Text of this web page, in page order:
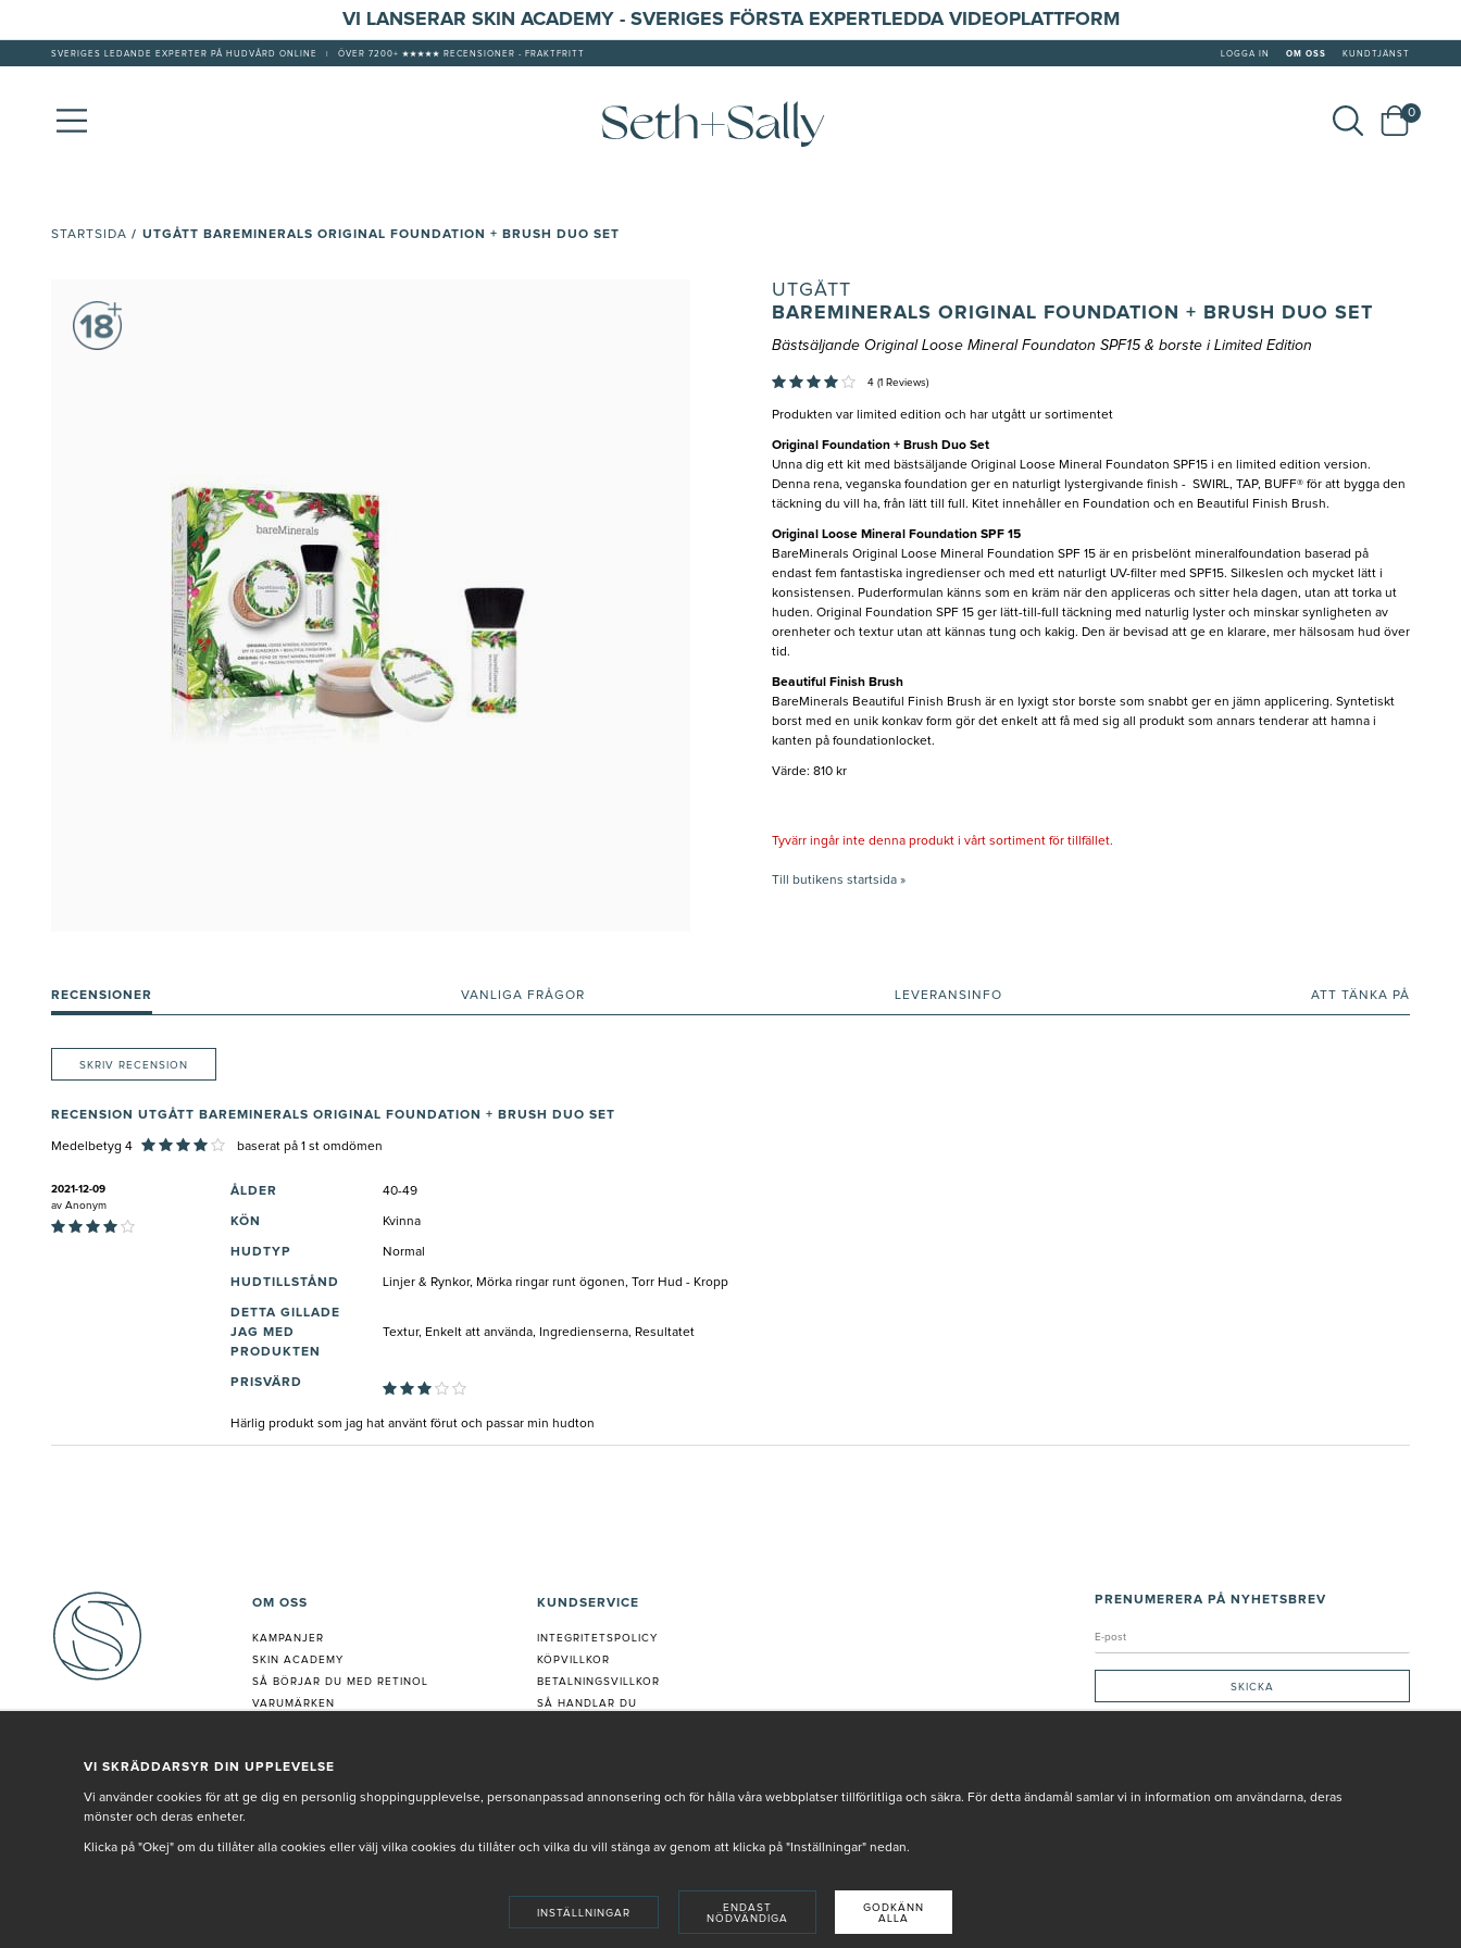
VI LANSERAR SKIN ACADEMY - SVERIGES FÖRSTA EXPERTLEDDA VIDEOPLATTFORM
SVERIGES LEDANDE EXPERTER PÅ HUDVÅRD ONLINE ÖVER 7200+ ★★★★★ RECENSIONER - FRAKTFRITT LOGGA IN OM OSS KUNDTJÄNST
0
STARTSIDA / UTGÅTT BAREMINERALS ORIGINAL FOUNDATION + BRUSH DUO SET
UTGÅTT
BAREMINERALS ORIGINAL FOUNDATION + BRUSH DUO SET
Bästsäljande Original Loose Mineral Foundaton SPF15 & borste i Limited Edition
4 (1 Reviews)
Produkten var limited edition och har utgått ur sortimentet
Original Foundation + Brush Duo Set
Unna dig ett kit med bästsäljande Original Loose Mineral Foundaton SPF15 i en limited edition version.
Denna rena, veganska foundation ger en naturligt lystergivande finish - SWIRL, TAP, BUFF® för att bygga den
täckning du vill ha, från lätt till full. Kitet innehåller en Foundation och en Beautiful Finish Brush.
Original Loose Mineral Foundation SPF 15
BareMinerals Original Loose Mineral Foundation SPF 15 är en prisbelönt mineralfoundation baserad på
endast fem fantastiska ingredienser och med ett naturligt UV-filter med SPF15. Silkeslen och mycket lätt i
konsistensen. Puderformulan känns som en kräm när den appliceras och sitter hela dagen, utan att torka ut
huden. Original Foundation SPF 15 ger lätt-till-full täckning med naturlig lyster och minskar synligheten av
orenheter och textur utan att kännas tung och kakig. Den är bevisad att ge en klarare, mer hälsosam hud över
tid.
Beautiful Finish Brush
BareMinerals Beautiful Finish Brush är en lyxigt stor borste som snabbt ger en jämn applicering. Syntetiskt
borst med en unik konkav form gör det enkelt att få med sig all produkt som annars tenderar att hamna i
kanten på foundationlocket.
Värde: 810 kr
Tyvärr ingår inte denna produkt i vårt sortiment för tillfället.
Till butikens startsida »
RECENSIONER VANLIGA FRÅGOR LEVERANSINFO ATT TÄNKA PÅ
SKRIV RECENSION
RECENSION UTGÅTT BAREMINERALS ORIGINAL FOUNDATION + BRUSH DUO SET
Medelbetyg 4 baserat på 1 st omdömen
2021-12-09
av Anonym
ÅLDER 40-49
KÖN Kvinna
HUDTYP Normal
HUDTILLSTÅND Linjer & Rynkor, Mörka ringar runt ögonen, Torr Hud - Kropp
DETTA GILLADE
JAG MED
PRODUKTEN
Textur, Enkelt att använda, Ingredienserna, Resultatet
PRISVÄRD
Härlig produkt som jag hat använt förut och passar min hudton
OM OSS
KAMPANJER
SKIN ACADEMY
SÅ BÖRJAR DU MED RETINOL
VARUMÄRKEN
VÅR PERSONAL
KUNDSERVICE
INTEGRITETSPOLICY
KÖPVILLKOR
BETALNINGSVILLKOR
SÅ HANDLAR DU
REKLAMATION
PRENUMERERA PÅ NYHETSBREV
VI SKRÄDDARSYR DIN UPPLEVELSE
Vi använder cookies för att ge dig en personlig shoppingupplevelse, personanpassad annonsering och för hålla våra webbplatser tillförlitliga och säkra. För detta ändamål samlar vi in information om användarna, deras
mönster och deras enheter.
Klicka på "Okej" om du tillåter alla cookies eller välj vilka cookies du tillåter och vilka du vill stänga av genom att klicka på "Inställningar" nedan.
INSTÄLLNINGAR
ENDAST
NÖDVÄNDIGA
GODKÄNN
ALLA